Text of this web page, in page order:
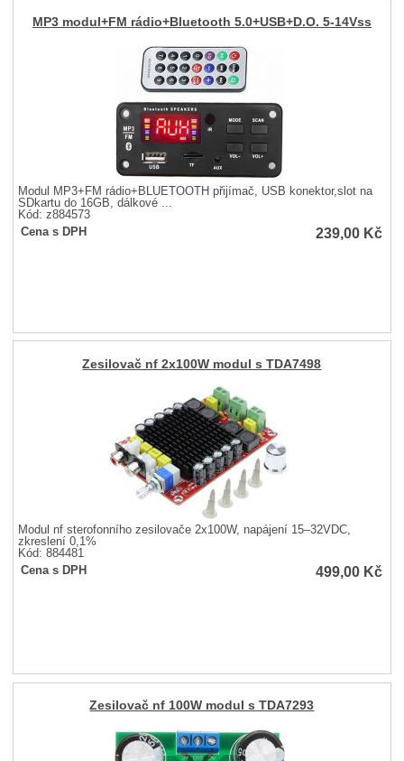
MP3 modul+FM rádio+Bluetooth 5.0+USB+D.O. 5-14Vss
Modul MP3+FM rádio+BLUETOOTH přijímač, USB konektor,slot na
SDkartu do 16GB, dálkové ...
Kód: z884573
Cena s DPH
239,00 Kč
Zesilovač nf 2x100W modul s TDA7498
Modul nf sterofonního zesilovače 2x100W, napájení 15–32VDC,
zkreslení 0,1%
Kód: 884481
Cena s DPH
499,00 Kč
Zesilovač nf 100W modul s TDA7293